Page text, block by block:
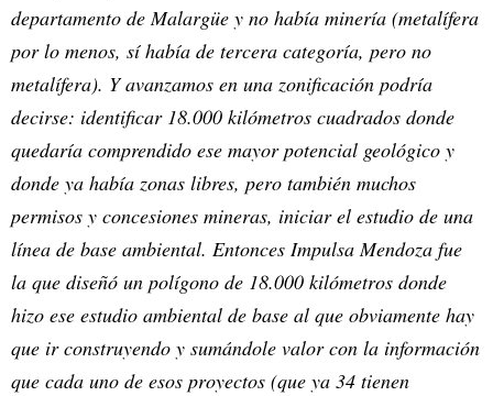
departamento de Malargüe y no había minería (metalífera
por lo menos, sí había de tercera categoría, pero no
metalífera). Y avanzamos en una zonificación podría
decirse: identificar 18.000 kilómetros cuadrados donde
quedaría comprendido ese mayor potencial geológico y
donde ya había zonas libres, pero también muchos
permisos y concesiones mineras, iniciar el estudio de una
línea de base ambiental. Entonces Impulsa Mendoza fue
la que diseñó un polígono de 18.000 kilómetros donde
hizo ese estudio ambiental de base al que obviamente hay
que ir construyendo y sumándole valor con la información
que cada uno de esos proyectos (que ya 34 tienen